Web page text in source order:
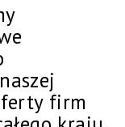
firm